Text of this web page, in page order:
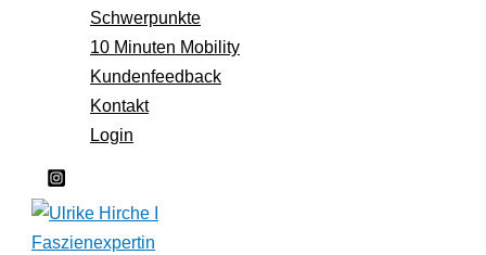
Schwerpunkte
10 Minuten Mobility
Kundenfeedback
Kontakt
Login